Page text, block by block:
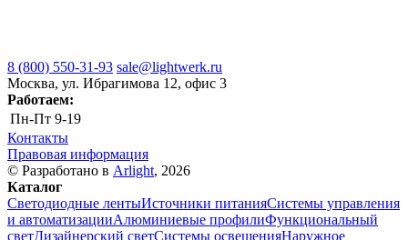
8 (800) 550-31-93 sale@lightwerk.ru
Москва, ул. Ибрагимова 12, офис 3
Работаем:
Пн-Пт 9-19
Контакты
Правовая информация
© Разработано в Arlight, 2026
Каталог
Светодиодные лентыИсточники питанияСистемы управления
и автоматизацииАлюминиевые профилиФункциональный
светДизайнерский светСистемы освещенияНаружное